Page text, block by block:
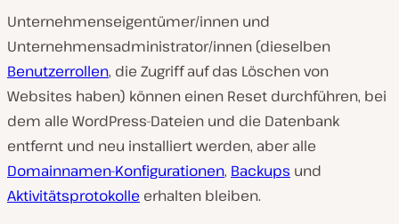
Unternehmenseigentümer/innen und
Unternehmensadministrator/innen (dieselben
Benutzerrollen, die Zugriff auf das Löschen von
Websites haben) können einen Reset durchführen, bei
dem alle WordPress-Dateien und die Datenbank
entfernt und neu installiert werden, aber alle
Domainnamen-Konfigurationen, Backups und
Aktivitätsprotokolle erhalten bleiben.